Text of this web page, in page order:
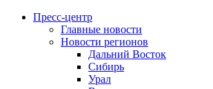
Пресс-центр
Главные новости
Новости регионов
Дальний Восток
Сибирь
Урал